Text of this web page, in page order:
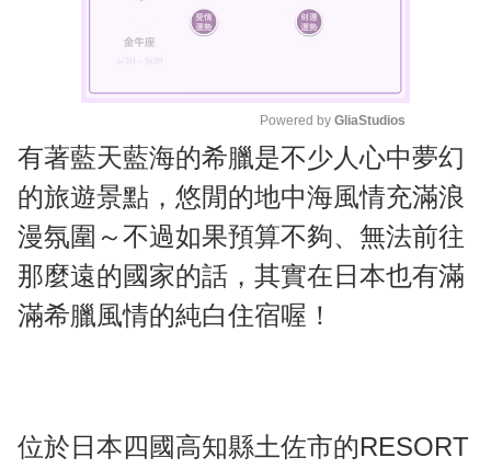
M
u
t
Powered by GliaStudios
有著藍天藍海的希臘是不少人心中夢幻
的旅遊景點，悠閒的地中海風情充滿浪
漫氛圍～不過如果預算不夠、無法前往
那麼遠的國家的話，其實在日本也有滿
滿希臘風情的純白住宿喔！
位於日本四國高知縣土佐市的RESORT